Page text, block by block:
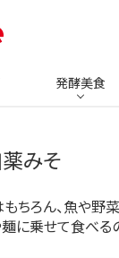
発酵美食
みそ
ちろん、魚や野
に乗せて食べる